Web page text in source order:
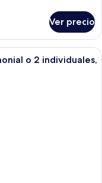
Ver precio
de hotel con una cama
o 2 individuales,